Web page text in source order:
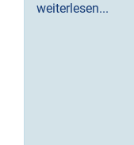
weiterlesen...